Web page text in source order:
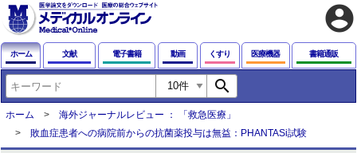
account_circle
ホーム 文献 電子書籍 動画 くすり 医療機器 書籍通販
search
ホーム
海外ジャーナルレビュー ： 「救急医療」
敗血症患者への病院前からの抗菌薬投与は無益：PHANTASi試験